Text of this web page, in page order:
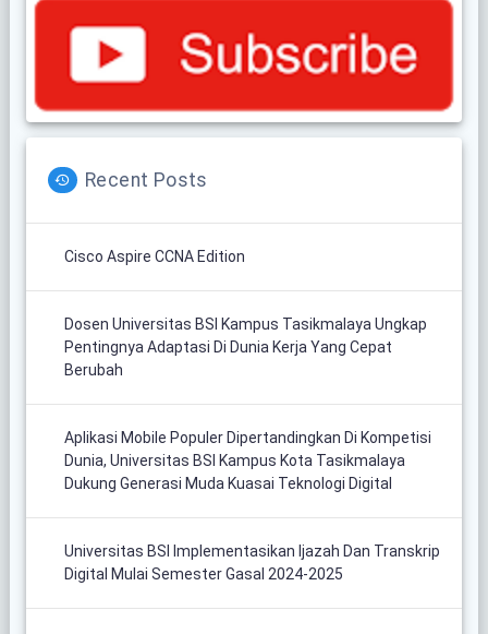
Recent Posts
Cisco Aspire CCNA Edition
Dosen Universitas BSI Kampus Tasikmalaya Ungkap
Pentingnya Adaptasi Di Dunia Kerja Yang Cepat
Berubah
Aplikasi Mobile Populer Dipertandingkan Di Kompetisi
Dunia, Universitas BSI Kampus Kota Tasikmalaya
Dukung Generasi Muda Kuasai Teknologi Digital
Universitas BSI Implementasikan Ijazah Dan Transkrip
Digital Mulai Semester Gasal 2024-2025